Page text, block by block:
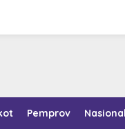
Pemprov Nasional